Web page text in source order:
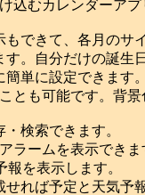
込むカレンダーア
できて、各月のサ
。自分だけの誕生
単に設定できます
とも可能です。背
検索できます。
ラームを表示できま
を表示します。
れば予定と天気予